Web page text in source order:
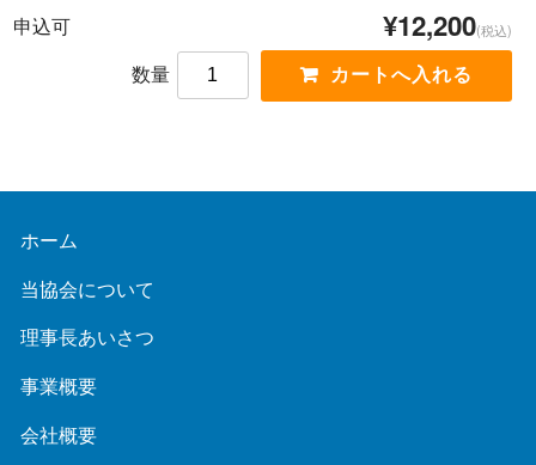
申込可 ¥12,200(税込)
数量
ホーム
当協会について
理事長あいさつ
事業概要
会社概要